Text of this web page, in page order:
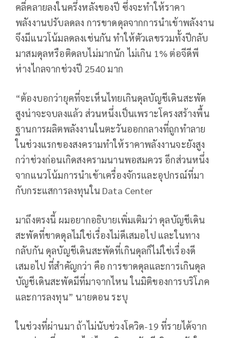
คลี่คลายลงในครึ่งหลังของปี ซึ่งจะทำให้ราคา
พลังงานปรับลดลง การขาดดุลจากการนำเข้าพลังงาน
จึงมีแนวโน้มลดลงเช่นกัน ทำให้ตัวเลขรวมทั้งปีกลับ
มาสมดุลหรือติดลบไม่มากนัก ไม่เกิน 1% ต่อจีดีพี
ห่างไกลจากช่วงปี 2540 มาก
“ต้องบอกว่ายุคที่จะเห็นไทยเกินดุลบัญชีเดินสะพัด
สูงน่าจะจบลงแล้ว ส่วนหนึ่งเป็นเพราะโครงสร้างพื้น
ฐานการผลิตพลังงานในตะวันออกกลางที่ถูกทำลาย
ในช่วงแรกของสงครามทำให้ราคาพลังงานจะยังสูง
กว่าช่วงก่อนเกิดสงครามนานพอสมควร อีกส่วนหนึ่ง
จากแนวโน้มการนำเข้าเครื่องจักรและอุปกรณ์ที่มา
กับกระแสการลงทุนใน Data Center
มาถึงตรงนี้ ผมอยากอธิบายเพิ่มเติมว่า ดุลบัญชีเดิน
สะพัดที่ขาดดุลไม่ใช่เรื่องไม่ดีเสมอไป และในทาง
กลับกัน ดุลบัญชีเดินสะพัดที่เกินดุลก็ไม่ใช่เรื่องดี
เสมอไป ที่สำคัญกว่า คือ การขาดดุลและการเกินดุล
บัญชีเดินสะพัดมีที่มาจากไหน ในมิติของการบริโภค
และการลงทุน” นายดอน ระบุ
ในช่วงที่ผ่านมา ถ้าไม่นับช่วงโควิด-19 ที่รายได้จาก